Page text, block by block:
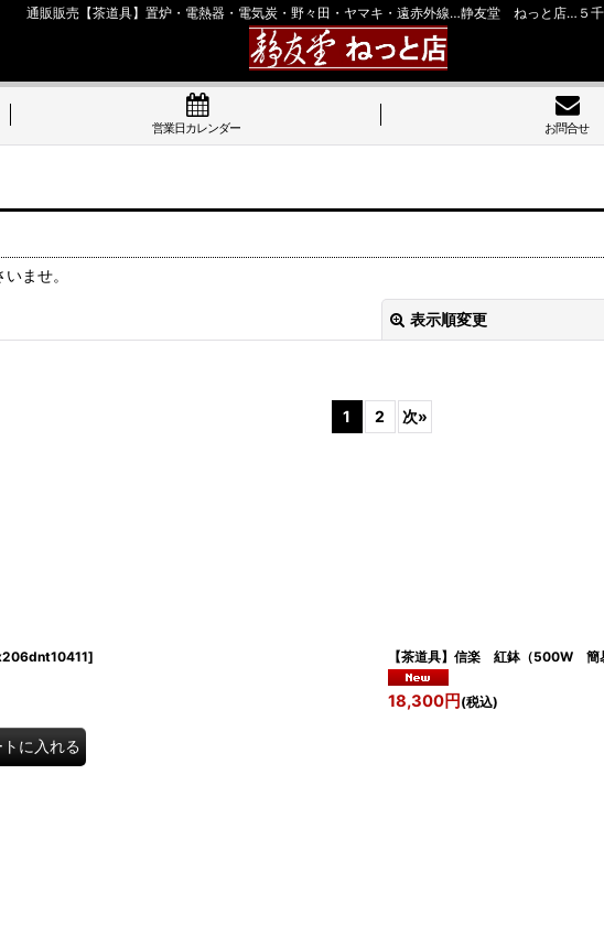
通販販売【茶道具】置炉・電熱器・電気炭・野々田・ヤマキ・遠赤外線…静友堂 ねっと店…５
営業日カレンダー お問合せ
ませ。
表示順変更
1 2 次»
]
トに入れる
【茶道具】信楽 紅鉢（
18,300円 (税込)